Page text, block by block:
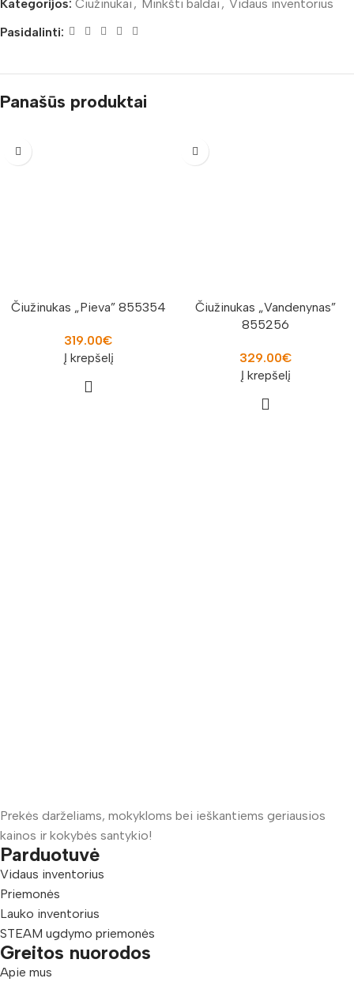
Kategorijos: Čiužinukai , Minkšti baldai , Vidaus inventorius
Pasidalinti:
Panašūs produktai
Čiužinukas „Pieva” 855354
319.00€
Į krepšelį
Čiužinukas „Vandenynas”
855256
329.00€
Į krepšelį
Prekės darželiams, mokykloms bei ieškantiems geriausios
kainos ir kokybės santykio!
Parduotuvė
Vidaus inventorius
Priemonės
Lauko inventorius
STEAM ugdymo priemonės
Greitos nuorodos
Apie mus